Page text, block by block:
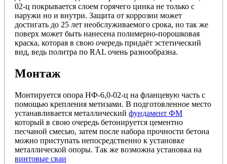
02-ц покрывается слоем горячего цинка не только с
наружи но и внутри. Защита от коррозии может
достигать до 25 лет необслуживаемого срока, но так же
поверх может быть нанесена полимерно-порошковая
краска, которая в свою очередь придаёт эстетический
вид, ведь политра по RAL очень разнообразна.
Монтаж
Монтируется опора НФ-6,0-02-ц на фланцевую часть с
помощью крепления метизами. В подготовленное место
устанавливается металлический фундамент ФМ
который в свою очередь бетонируется цементно
песчаной смесью, затем после набора прочности бетона
можно приступать непосредственно к установке
металлической опоры. Так же возможна установка на
винтовые сваи